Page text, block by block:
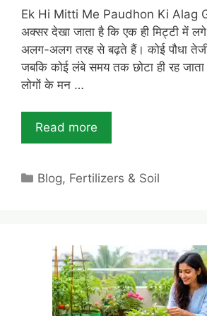
Ek Hi Mitti Me Paudhon Ki Alag
अक्सर देखा जाता है कि एक ही मिट्टी में
अलग-अलग तरह से बढ़ते हैं। कोई पौधा
जबकि कोई लंबे समय तक छोटा ही रह
लोगों के मन …
Read more
Categories
Blog, Fertilizers & Soil